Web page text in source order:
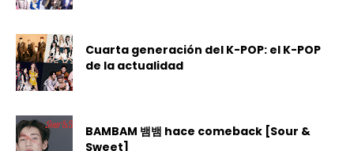
Cuarta generación del K-POP: el K-POP
de la actualidad
BAMBAM 뱀뱀 hace comeback [Sour &
Sweet]